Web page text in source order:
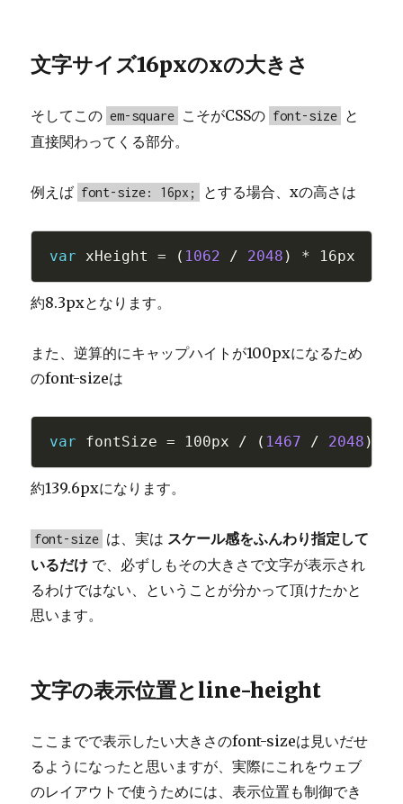
文字サイズ16pxのxの大きさ
そしてこの em-square こそがCSSの font-size と
直接関わってくる部分。
例えば font-size: 16px; とする場合、xの高さは
var xHeight = ( 1062 / 2048 ) *
約8.3pxとなります。
また、逆算的にキャップハイトが100pxになるため
のfont-sizeは
var fontSize = 100px / ( 1467 / 2048 )
約139.6pxになります。
font-size は、実は スケール感をふんわり指定して
いるだけ で、必ずしもその大きさで文字が表示され
るわけではない、ということが分かって頂けたかと
思います。
文字の表示位置とline-height
ここまでで表示したい大きさのfont-sizeは見いだせ
るようになったと思いますが、実際にこれをウェブ
のレイアウトで使うためには、表示位置も制御でき